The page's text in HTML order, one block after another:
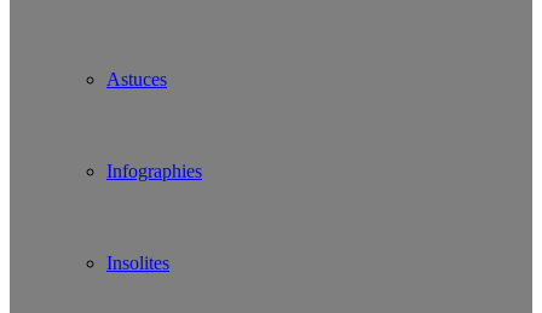
Astuces
Infographies
Insolites